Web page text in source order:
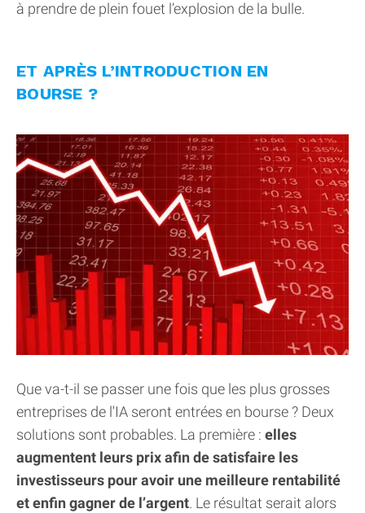
à prendre de plein fouet l’explosion de la bulle.
ET APRÈS L’INTRODUCTION EN
BOURSE ?
Que va-t-il se passer une fois que les plus grosses
entreprises de l'IA seront entrées en bourse ? Deux
solutions sont probables. La première : elles
augmentent leurs prix afin de satisfaire les
investisseurs pour avoir une meilleure rentabilité
et enfin gagner de l’argent. Le résultat serait alors